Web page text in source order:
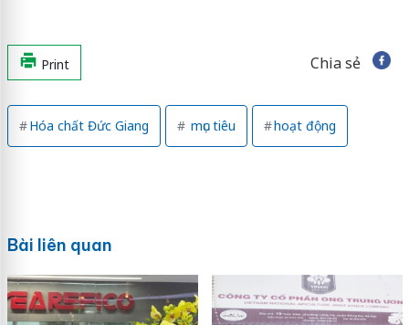
Print Chia sẻ
Hóa chất Đức Giang mục tiêu hoạt động
Bài liên quan